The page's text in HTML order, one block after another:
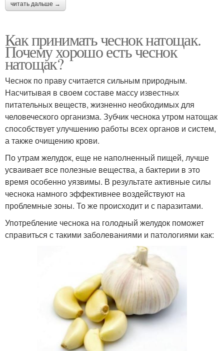
читать дальше →
Как принимать чеснок натощак.
Почему хорошо есть чеснок
натощак?
Чеснок по праву считается сильным природным.
Насчитывая в своем составе массу известных
питательных веществ, жизненно необходимых для
человеческого организма. Зубчик чеснока утром натощак
способствует улучшению работы всех органов и систем,
а также очищению крови.
По утрам желудок, еще не наполненный пищей, лучше
усваивает все полезные вещества, а бактерии в это
время особенно уязвимы. В результате активные силы
чеснока намного эффективнее воздействуют на
проблемные зоны. То же происходит и с паразитами.
Употребление чеснока на голодный желудок поможет
справиться с такими заболеваниями и патологиями как: